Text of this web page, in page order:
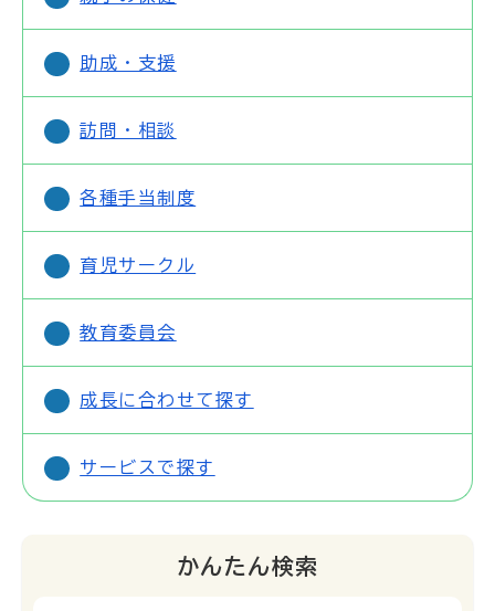
助成・支援
訪問・相談
各種手当制度
育児サークル
教育委員会
成長に合わせて探す
サービスで探す
かんたん検索